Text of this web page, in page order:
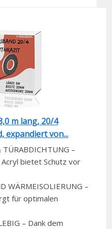
m lang, 20/4
expandiert von...
TÜRABDICHTUNG –
bietet Schutz vor
WÄRMEISOLIERUNG –
für optimalen
– Dank dem